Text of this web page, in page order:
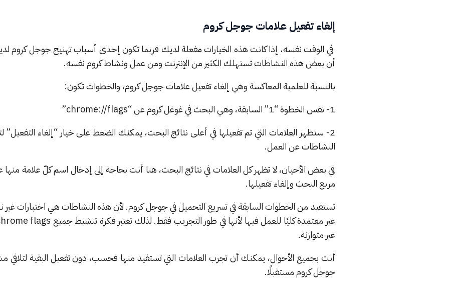
إلغاء تفعيل علامات جوجل كروم
في الوقت نفسه، إذا كانت هذه الخيارات مفعلة لديك فربما تكون إحدى أسباب تهنيج جوجل كروم
أن بعض هذه النشاطات تستهلك الكثير من الإنترنت ومن عمل ونشاط كروم نفسه.
بالنسبة للعلمية المعاكسة وهي إلغاء تفعيل علامات جوجل كروم، والخطوات تكون:
1- نفس الخطوة “1” السابقة، وهي البحث في غوغل كروم عن “chrome://flags”
2- ستظهر العلامات التي تم تفعيلها في أعلى نتائج البحث، يمكنك الضغط على خيار “إلغاء
النشاطات عن العمل.
في بعض الأحيان، لا تظهر كل العلامات في نتائج البحث، هنا أنت بحاجة إلى إدخال اسم كلّ علامة
مربع البحث وإلغاء تفعيلها.
تستفيد من الخطوات السابقة في تسريع التحميل في جوجل كروم. لأن هذه النشاطات هي اختبارات غير
غير متوازنة.
أنت بجميع الأحوال، يمكنك أن تجرب العلامات التي تستفيد منها فحسب، دون تفعيل البقية لتلافي
جوجل كروم مستقبلًا.